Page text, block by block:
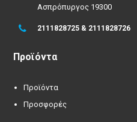
Ασπρόπυργος 19300
2111828725 & 2111828726
Προϊόντα
Προϊόντα
Προσφορές